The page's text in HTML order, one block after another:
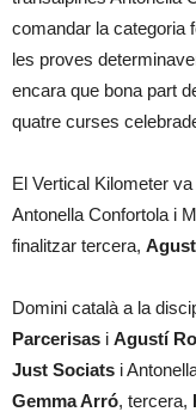
comandar la categoria
les proves
encara que bona part
quatre curses
El Vertical Kilometer
Antonella Confortola i
finalitzar tercera,
Domini català a la
Parcerisas i Agustí
Just Sociats i
Gemma Arró, tercera,